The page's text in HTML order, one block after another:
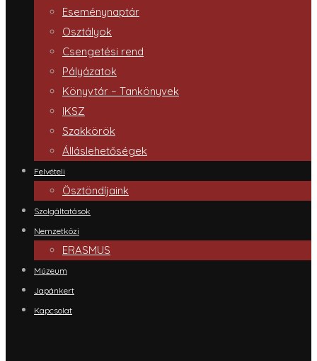
Eseménynaptár
Osztályok
Csengetési rend
Pályázatok
Könyvtár – Tankönyvek
IKSZ
Szakkörök
Álláslehetőségek
Felvételi
Ösztöndíjaink
Szolgáltatások
Nemzetközi
ERASMUS
Múzeum
Japánkert
Kapcsolat